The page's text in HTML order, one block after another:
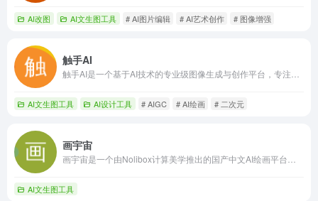
AI改图 AI文生图工具 # AI图片编辑 # AI艺术创作 # 图像增强
触手AI
AI文生图工具 AI设计工具 # AIGC # AI绘画 # 二次元
画宇宙
AI文生图工具